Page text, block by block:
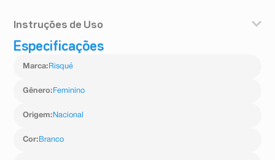
Instruções de Uso
Como usar?
aplique uma camada. Comece pelo centro, depois
um palitinho e aplique mais uma camada se achar
Especificações
Marca: Risqué
Gênero: Feminino
Origem: Nacional
Cor: Branco